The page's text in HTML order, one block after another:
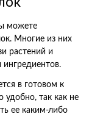
можете
Многие из них
растений и
ингредиентов.
в готовом к
так как не
ее каким-либо